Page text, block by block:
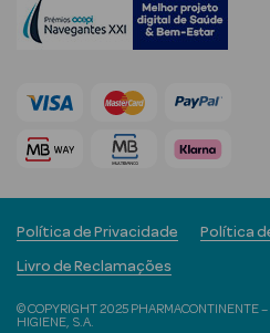
Ver Tudo
Rosto
Hidratantes
Creme de Olhos
envelhecimento
© COPYRIGHT 2025 PHARMACONTINENTE –
HIGIENE, S.A.
Política de Privacidade Política
Livro de Reclamações